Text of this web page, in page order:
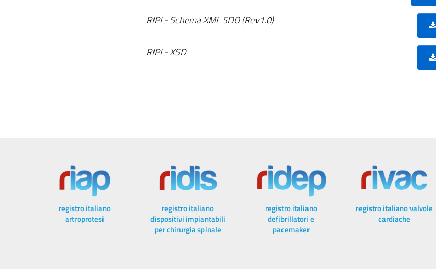
RIPI - Schema XML SDO (Rev1.0)
RIPI - XSD
registro italiano
artroprotesi
registro italiano
dispositivi impiantabili
per chirurgia spinale
registro italiano
defibrillatori e
pacemaker
registro italiano valvole
cardiache